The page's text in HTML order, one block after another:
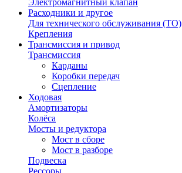
Электромагнитный клапан
Расходники и другое
Для технического обслуживания (ТО)
Крепления
Трансмиссия и привод
Трансмиссия
Карданы
Коробки передач
Сцепление
Ходовая
Амортизаторы
Колёса
Мосты и редуктора
Мост в сборе
Мост в разборе
Подвеска
Рессоры